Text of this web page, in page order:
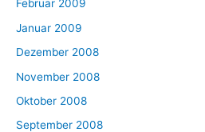
Februar 2009
Januar 2009
Dezember 2008
November 2008
Oktober 2008
September 2008